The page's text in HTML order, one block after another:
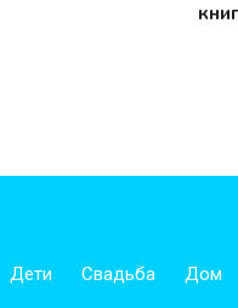
Дети Свадьба Дом